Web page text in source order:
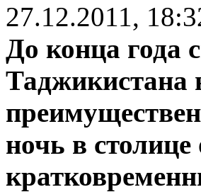
27.12.2011,
До конца года
Таджикистана
ночь в